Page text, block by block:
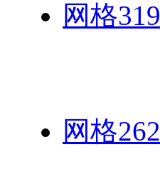
网格319
网格262